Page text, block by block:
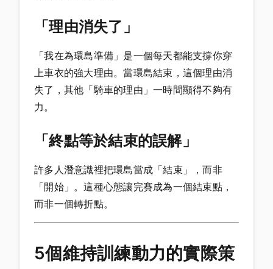
「理由消失了」
「我在為環島準備」是一個每天都能支撐你穿
上車衣的強大理由。當環島結束，這個理由消
失了，其他「騎車的理由」一時間顯得不夠有
力。
「終點等於結束的誤解」
許多人潛意識裡把環島當成「結束」，而非
「開始」。這種心態讓完賽成為一個結束點，
而非一個轉折點。
5個維持訓練動力的實際策